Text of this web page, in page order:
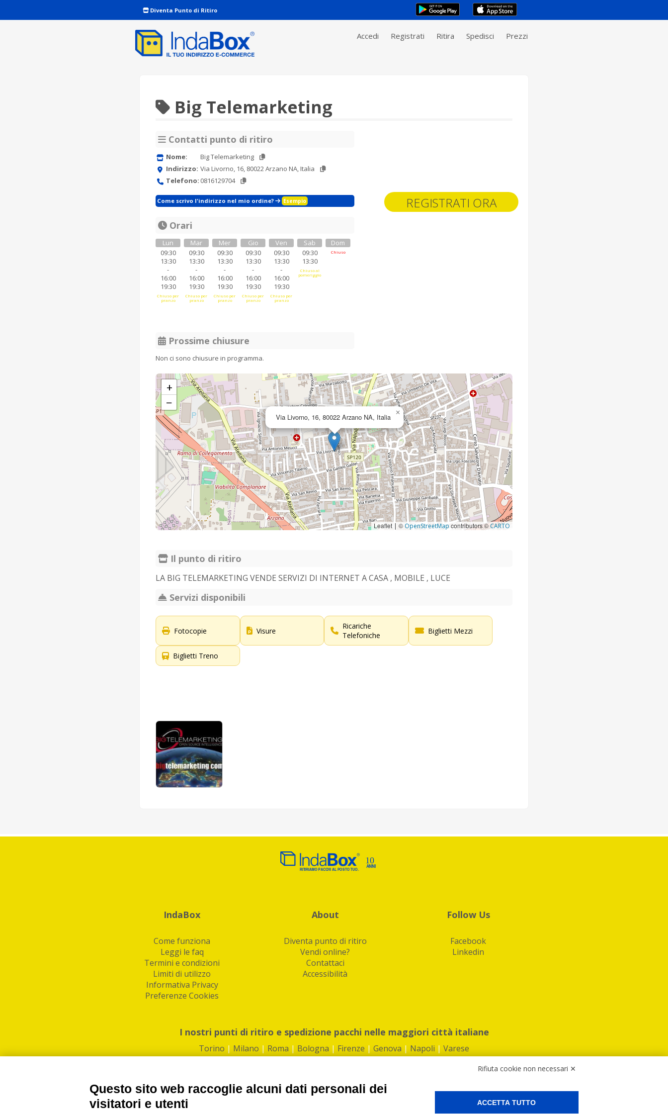
Diventa Punto di Ritiro
Accedi Registrati Ritira Spedisci Prezzi
REGISTRATI ORA
Big Telemarketing
Contatti punto di ritiro
Nome:
Big Telemarketing
Indirizzo: Via Livorno, 16, 80022 Arzano NA, Italia
Telefono: 0816129704
Come scrivo l'indirizzo nel mio ordine? Esempio
Orari
Lun
09:30
13:30
-
16:00
19:30
Chiuso per
pranzo
Mar
09:30
13:30
-
16:00
19:30
Chiuso per
pranzo
Mer
09:30
13:30
-
16:00
19:30
Chiuso per
pranzo
Gio
09:30
13:30
-
16:00
19:30
Chiuso per
pranzo
Ven
09:30
13:30
-
16:00
19:30
Chiuso per
pranzo
Sab
09:30
13:30
Chiuso al
pomeriggio
Dom
Chiuso
Prossime chiusure
Non ci sono chiusure in programma.
Via Livorno, 16, 80022 Arzano NA, Italia ×
+
−
Leaflet | © OpenStreetMap contributors ©CARTO
Il punto di ritiro
LA BIG TELEMARKETING VENDE SERVIZI DI INTERNET A CASA , MOBILE , LUCE
Servizi disponibili
Fotocopie Visure
Ricariche
Telefoniche
Biglietti Mezzi
Biglietti Treno
IndaBox
Come funziona
Leggi le faq
Termini e condizioni
Limiti di utilizzo
Informativa Privacy
Preferenze Cookies
About
Diventa punto di ritiro
Vendi online?
Contattaci
Accessibilità
Follow Us
Facebook
Linkedin
I nostri punti di ritiro e spedizione pacchi nelle maggiori città italiane
Torino | Milano | Roma | Bologna | Firenze | Genova | Napoli | Varese
Rifiuta cookie non necessari ✕
Questo sito web raccoglie alcuni dati personali dei
visitatori e utenti
ACCETTA TUTTO